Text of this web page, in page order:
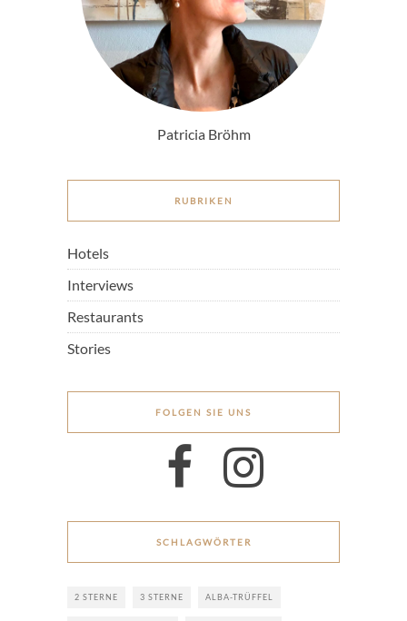
Patricia Bröhm
RUBRIKEN
Hotels
Interviews
Restaurants
Stories
FOLGEN SIE UNS
SCHLAGWÖRTER
2 STERNE 3 STERNE ALBA-TRÜFFEL